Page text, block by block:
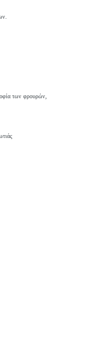
των φρουρών,